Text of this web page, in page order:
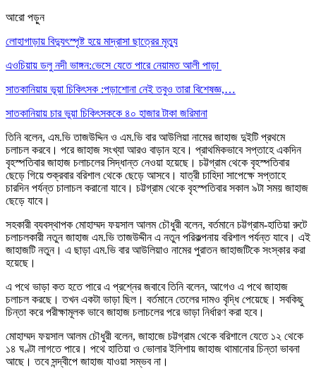
আরো পড়ুন
লোহাগাড়ায় বিদ্যুৎস্পৃষ্ট হয়ে মাদ্রাসা ছাত্রের মৃত্যু
এওচিয়ায় ডলু নদী ভাঙ্গন:ভেসে যেতে পারে নেয়ামত আলী পাড়া
সাতকানিয়ায় ভূয়া চিকিৎসক :পড়াশোনা নেই তবুও তারা বিশেষজ্ঞ,…
সাতকানিয়ায় চার ভুয়া চিকিৎসককে ৪০ হাজার টাকা জরিমানা
তিনি বলেন, এম.ভি তাজউদ্দিন ও এম.ভি বার আউলিয়া নামের জাহাজ দুইটি প্রথমে
চলাচল করবে। পরে জাহাজ সংখ্যা আরও বাড়ান হবে। প্রাথমিকভাবে সপ্তাহে একদিন
বৃহস্পতিবার জাহাজ চলাচলের সিদ্ধান্ত নেওয়া হয়েছে। চট্টগ্রাম থেকে বৃহস্পতিবার
ছেড়ে গিয়ে শুক্রবার বরিশাল থেকে ছেড়ে আসবে। যাত্রী চাহিদা সাপেক্ষে সপ্তাহে
চারদিন পর্যন্ত চালাচল করানো যাবে। চট্টগ্রাম থেকে বৃহস্পতিবার সকাল ৯টা সময় জাহাজ
ছেড়ে যাবে।
সহকারী ব্যবস্থাপক মোহাম্মদ ফয়সাল আলম চৌধুরী বলেন, বর্তমানে চট্টগ্রাম-হাতিয়া রুটে
চলাচলকারী নতুন জাহাজ এম.ভি তাজউদ্দীন এ নতুন পরিকল্পনায় বরিশাল পর্যন্ত যাবে। এই
জাহাজটি নতুন। এ ছাড়া এম.ভি বার আউলিয়াও নামের পুরাতন জাহাজটিকে সংস্কার করা
হয়েছে।
এ পথে ভাড়া কত হতে পারে এ প্রশ্নের জবাবে তিনি বলেন, আগেও এ পথে জাহাজ
চলাচল করছে। তখন একটা ভাড়া ছিল। বর্তমানে তেলের দামও বৃদ্ধি পেয়েছে। সবকিছু
চিন্তা করে পরীক্ষামূলক ভাবে জাহাজ চলাচলের পরে ভাড়া নির্ধারণ করা হবে।
মোহাম্মদ ফয়সাল আলম চৌধুরী বলেন, জাহাজে চট্টগ্রাম থেকে বরিশালে যেতে ১২ থেকে
১৪ ঘণ্টা লাগতে পারে। পথে হাতিয়া ও ভোলার ইলিশায় জাহাজ থামানোর চিন্তা ভাবনা
আছে। তবে সন্দ্বীপে জাহাজ যাওয়া সম্ভব না।